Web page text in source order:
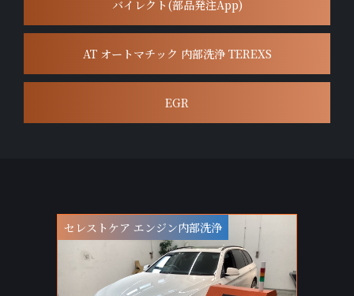
バイレクト(部品発注App)
AT オートマチック 内部洗浄 TEREXS
EGR
セレストケア エンジン内部洗浄